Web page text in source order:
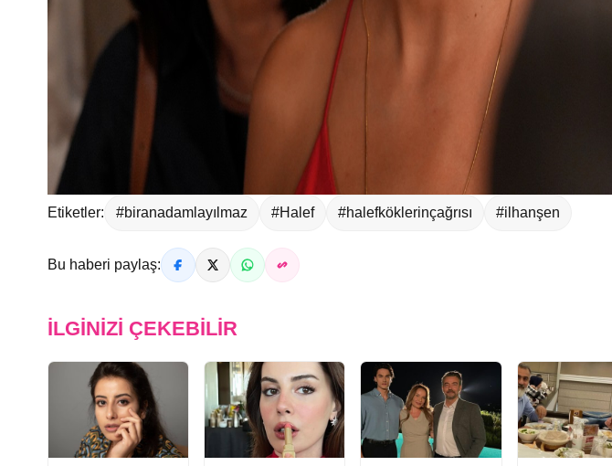
Etiketler: #biranadamlayılmaz #Halef #halefköklerinçağrısı #ilhanşen
Bu haberi paylaş:
İLGINIZI ÇEKEBILIR